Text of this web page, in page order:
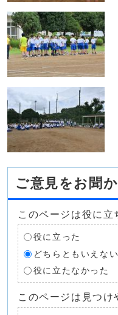
ご意見をお聞
このページは役に立
役に立った
どちらともいえない
役に立たなかった
このページは見つけ